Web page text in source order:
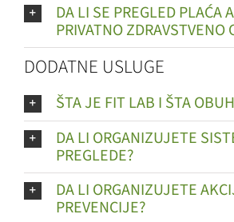
DA LI SE PREGLED PLAĆA
PRIVATNO ZDRAVSTVENO
DODATNE USLUGE
ŠTA JE FIT LAB I ŠTA
DA LI ORGANIZUJETE
PREGLEDE?
DA LI ORGANIZUJETE
PREVENCIJE?